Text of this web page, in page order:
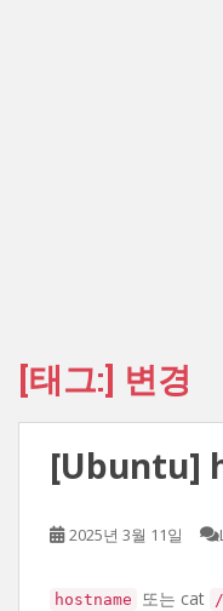
[태그:] 변경
[Ubuntu]
2025년 3월 11일
hostname 또는 cat